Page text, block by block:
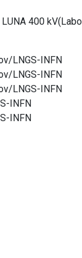
400
LNGS-INFN
LNGS-INFN
LNGS-INFN
INFN
INFN